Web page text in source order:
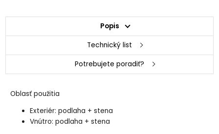
Popis
Technický list
Potrebujete poradiť?
Oblasť použitia
Exteriér: podlaha + stena
Vnútro: podlaha + stena